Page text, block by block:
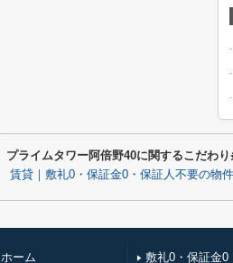
プライムタワー阿倍野40に関するこだわ
賃貸｜敷礼0・保証金0・保証人不要の物
ホーム 敷礼0・保証金0